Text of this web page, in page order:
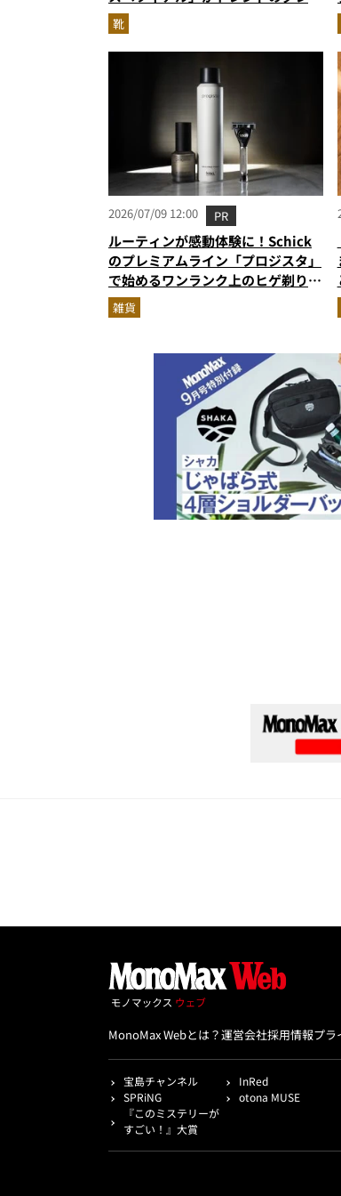
に！
靴
2026/07/09 12:00 PR
ルーティンが感動体験に！Schick
のプレミアムライン「プロジスタ」
で始めるワンランク上のヒゲ剃り習
慣
雑貨
MonoMax Webとは？運営会社採用情報プラ
宝島チャンネル InRed
SPRiNG
otona MUSE
『このミステリーが
すごい！』大賞